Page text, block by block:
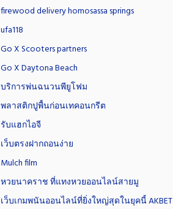
firewood delivery homosassa springs
ufa118
Go X Scooters partners
Go X Daytona Beach
บริการพ่นฉนวนพียูโฟม
พลาสติกปูพื้นก่อนเทคอนกรีต
รับแฮกไอจี
เว็บตรงฝากถอนง่าย
Mulch film
หวยนาคราช ที่แทงหวยออนไลน์สายมู
เว็บเกมพนันออนไลน์ที่ยิ่งใหญ่สุดในยุคนี้ AKBET